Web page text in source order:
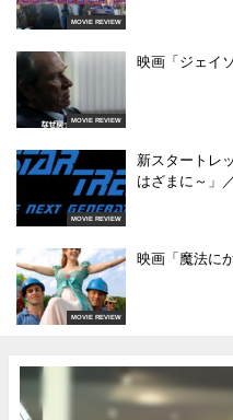
MOVIE REVIEW
MOVIE REVIEW
映画「ジェイ
MOVIE REVIEW
新スタートレ
はざまに～」
MOVIE REVIEW
映画「魔法に